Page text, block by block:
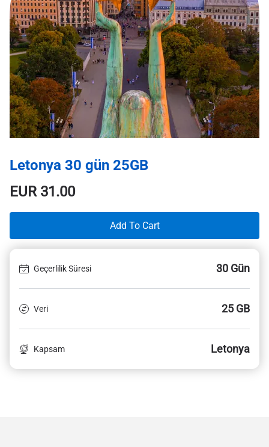
Letonya 30 gün 25GB
EUR31.00
Add To Cart
Geçerlilik Süresi 30 Gün
Veri 25 GB
Kapsam Letonya